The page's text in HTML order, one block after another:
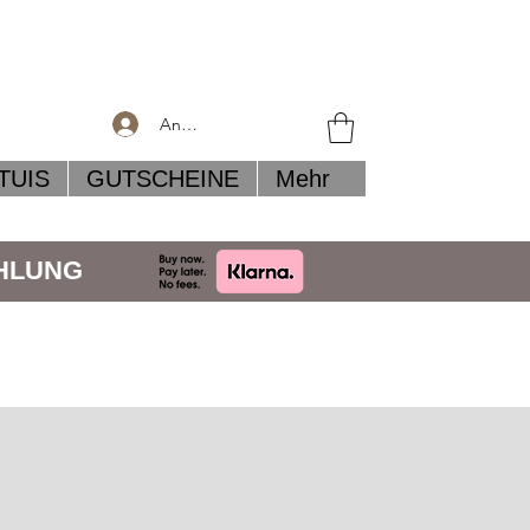
Anmelden
GUTSCHEINE Mehr